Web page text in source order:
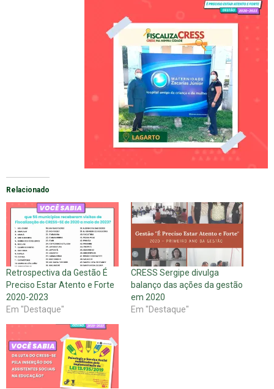
Relacionado
Retrospectiva da Gestão É
Preciso Estar Atento e Forte
2020-2023
Em "Destaque"
CRESS Sergipe divulga
balanço das ações da gestão
em 2020
Em "Destaque"